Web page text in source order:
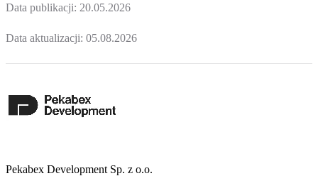
Data publikacji: 20.05.2026
Data aktualizacji: 05.08.2026
Pekabex Development Sp. z o.o.